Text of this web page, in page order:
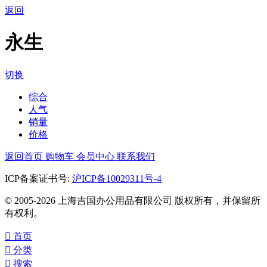
返回
永生
切换
综合
人气
销量
价格
返回首页 购物车 会员中心 联系我们
ICP备案证书号: 沪ICP备10029311号-4
© 2005-2026 上海吉国办公用品有限公司 版权所有，并保留所
有权利。
 首页
 分类
 搜索